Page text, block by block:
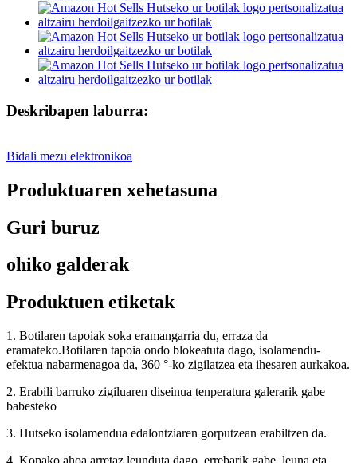
Deskribapen laburra:
Bidali mezu elektronikoa
Produktuaren xehetasuna
Guri buruz
ohiko galderak
Produktuen etiketak
1. Botilaren tapoiak soka eramangarria du, erraza da
eramateko.Botilaren tapoia ondo blokeatuta dago, isolamendu-
efektua nabarmenagoa da, 360 °-ko zigilatzea eta ihesaren aurkakoa.
2. Erabili barruko zigiluaren diseinua tenperatura galerarik gabe
babesteko
3. Hutseko isolamendua edalontziaren gorputzean erabiltzen da.